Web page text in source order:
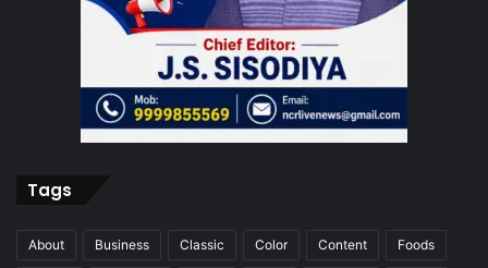
Tags
About Business Classic Color Content Foods